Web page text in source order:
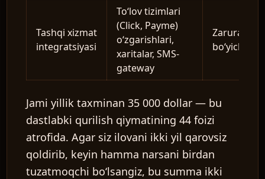
Tashqi xizmat
integratsiyasi
Toʻlov tizimlari
(Click, Payme)
oʻzgarishlari,
xaritalar, SMS-
gateway
Zarurat
boʻyicha
Jami yillik taxminan 35 000 dollar — bu
dastlabki qurilish qiymatining 44 foizi
atrofida. Agar siz ilovani ikki yil qarovsiz
qoldirib, keyin hamma narsani birdan
tuzatmoqchi boʻlsangiz, bu summa ikki